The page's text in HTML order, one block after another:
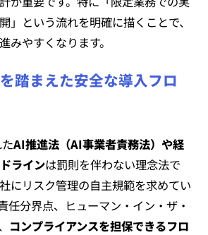
という流れを明確に描くことで、
みやすくなります。
踏まえた安全な導入フロ
AI推進法（AI事業者責務法）や経
ラインは罰則を伴わない理念法で
にリスク管理の自主規範を求めてい
任分界点、ヒューマン・イン・ザ・
コンプライアンスを担保できるフロ